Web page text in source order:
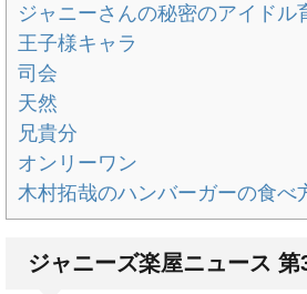
ジャニーさんの秘密のアイドル
王子様キャラ
司会
天然
兄貴分
オンリーワン
木村拓哉のハンバーガーの食べ
ジャニーズ楽屋ニュース 第